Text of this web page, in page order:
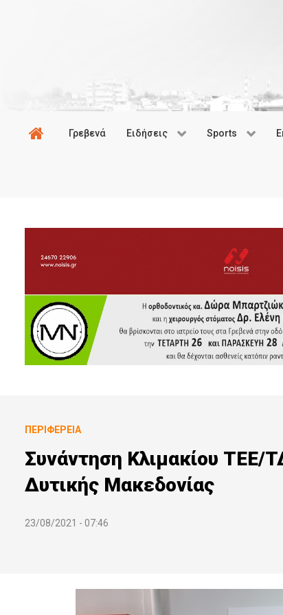
Γρεβενά Ειδήσεις Sports
ΠΕΡΙΦΈΡΕΙΑ
Συνάντηση Κλιμακίου ΤΕΕ/
Δυτικής Μακεδονίας
23/08/2021 - 07:46